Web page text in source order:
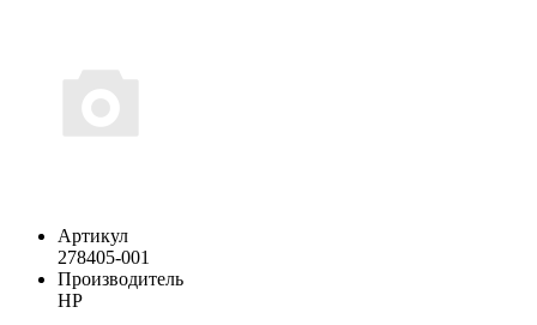
Артикул
278405-001
Производитель
HP